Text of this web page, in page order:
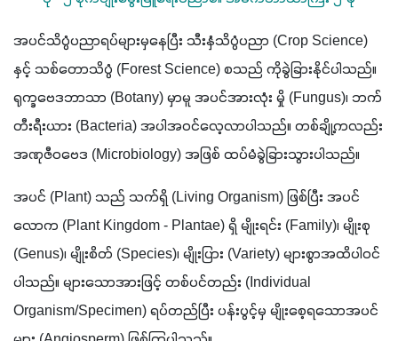
အပင်သိပ္ပံပညာရပ်များမှနေပြီး သီးနှံသိပ္ပံပညာ (Crop Science)
နှင့် သစ်တောသိပ္ပံ (Forest Science) စသည် ကိုခွဲခြားနိုင်ပါသည်။
ရုက္ခဗေဒဘာသာ (Botany) မှာမူ အပင်အားလုံး မှို (Fungus)၊ ဘက်
တီးရီးယား (Bacteria) အပါအဝင်လေ့လာပါသည်။ တစ်ချို့ကလည်း
အဏုဇီဝဗေဒ (Microbiology) အဖြစ် ထပ်မံခွဲခြားသွားပါသည်။
အပင် (Plant) သည် သက်ရှိ (Living Organism) ဖြစ်ပြီး အပင်
လောက (Plant Kingdom - Plantae) ရှိ မျိုးရင်း (Family)၊ မျိုးစု
(Genus)၊ မျိုးစိတ် (Species)၊ မျိုးပြား (Variety) များစွာအထိပါဝင်
ပါသည်။ များသောအားဖြင့် တစ်ပင်တည်း (Individual
Organism/Specimen) ရပ်တည်ပြီး ပန်းပွင့်မှ မျိုးစေ့ရသောအပင်